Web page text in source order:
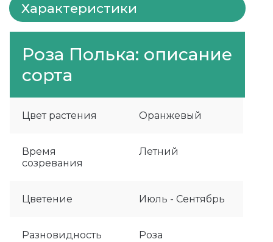
Штамбовые
Характеристики
Роза Полька: описание
сорта
Цвет растения Оранжевый
Время
созревания
Летний
Цветение Июль - Сентябрь
Разновидность Роза